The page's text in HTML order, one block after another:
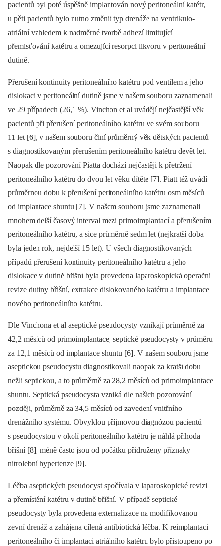
pacientů byl poté úspěšně implantován nový peritoneální katétr,
u pěti pacientů bylo nutno změnit typ drenáže na ventrikulo-
atriální vzhledem k nadměrné tvorbě adhezí limitující
přemisťování katétru a omezující resorpci likvoru v peritoneální
dutině.
Přerušení kontinuity peritoneálního katétru pod ventilem a jeho
dislokaci v peritoneální dutině jsme v našem souboru zaznamenali
ve 29 případech (26,1 %). Vinchon et al uvádějí nejčastější věk
pacientů při přerušení peritoneálního katétru ve svém souboru
11 let [6], v našem souboru činí průměrný věk dětských pacientů
s dia­gnostikovaným přerušením peritoneálního katétru devět let.
Naopak dle pozorování Piatta dochází nejčastěji k přetržení
peritoneálního katétru do dvou let věku dítěte [7]. Piatt též uvádí
průměrnou dobu k přerušení peritoneálního katétru osm měsíců
od implantace shuntu [7]. V našem souboru jsme zaznamenali
mnohem delší časový interval mezi primoimplantací a přerušením
peritoneálního katétru, a sice průměrně sedm let (nejkratší doba
byla jeden rok, nejdelší 15 let). U všech diagnostikovaných
případů přerušení kontinuity peritoneálního katétru a jeho
dislokace v dutině břišní byla provedena laparoskopická operační
revize dutiny břišní, extrakce dislokovaného katétru a implantace
nového peritoneálního katétru.
Dle Vinchona et al aseptické pseudocysty vznikají průměrně za
42,2 měsíců od primoimplantace, septické pseudocysty v průměru
za 12,1 měsíců od implantace shuntu [6]. V našem souboru jsme
aseptickou pseudocystu diagnostikovali naopak za kratší dobu
nežli septickou, a to průměrně za 28,2 měsíců od primoimplantace
shuntu. Septická pseudocysta vzniká dle našich pozorování
později, průměrně za 34,5 měsíců od zavedení vnitřního
drenážního systému. Obvyklou příjmovou diagnózou pacientů
s pseudocystou v okolí peritoneálního katétru je náhlá příhoda
břišní [8], méně často jsou od počátku přidruženy příznaky
nitrolební hypertenze [9].
Léčba aseptických pseudocyst spočívala v laparoskopické revizi
a přemístění katétru v dutině břišní. V případě septické
pseudocysty byla provedena externalizace na modifikovanou
zevní drenáž a zahájena cílená antibiotická léčba. K reimplantaci
peritoneálního či implantaci atriálního katétru bylo přistoupeno po